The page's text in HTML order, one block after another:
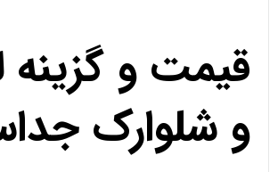
قیمت و
و شلوارک